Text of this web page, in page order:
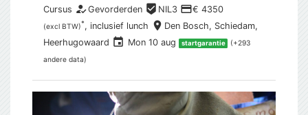
Cursus how_to_regGevorderden beenhere NIL3 payment€ 4350
(excl BTW)*, inclusief lunch place Den Bosch, Schiedam,
Heerhugowaard event Mon 10 aug startgarantie
(+293
andere data)